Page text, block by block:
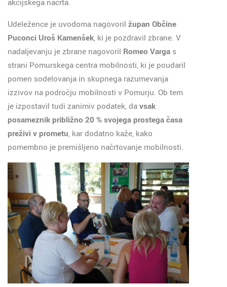
akcijskega načrta.
Udeležence je uvodoma nagovoril župan Občine
Puconci Uroš Kamenšek, ki je pozdravil zbrane. V
nadaljevanju je zbrane nagovoril Romeo Varga s
strani Pomurskega centra mobilnosti, ki je poudaril
pomen sodelovanja in skupnega razumevanja
izzivov na področju mobilnosti v Pomurju. Ob tem
je izpostavil tudi zanimiv podatek, davsak
posameznik približno 20 % svojega prostega časa
preživi v prometu, kar dodatno kaže, kako
pomembno je premišljeno načrtovanje mobilnosti.